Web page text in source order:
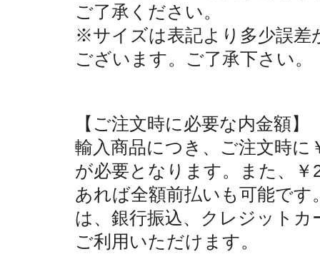
ご了承ください。
※サイズは表記より多少誤差
ございます。ご了承下さい。
【ご注文時に必要な内金額】
輸入商品につき、ご注文時に
が必要となります。また、￥
あれば全額前払いも可能です
は、銀行振込、クレジットカ
ご利用いただけます。